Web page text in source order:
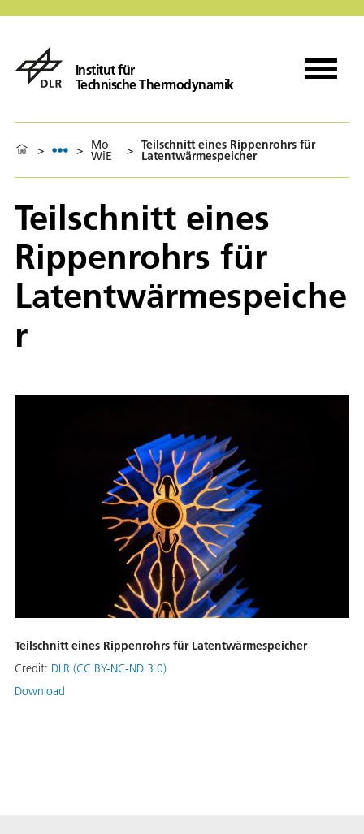
Institut für
Technische Thermodynamik
> > Mo
WiE > Teilschnitt eines Rippenrohrs für
Latentwärmespeicher
Teilschnitt eines
Rippenrohrs für
Latentwärmespeiche
r
Teilschnitt eines Rippenrohrs für Latentwärmespeicher
Credit: DLR (CC BY-NC-ND 3.0)
Download